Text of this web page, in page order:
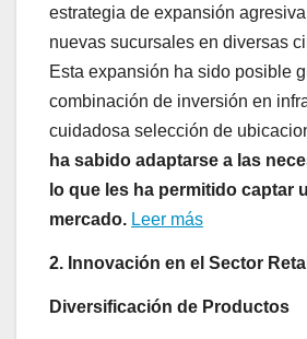
estrategia de expansión
nuevas sucursales en diversas
Esta expansión ha sido posible
combinación de inversión en
cuidadosa selección de
ha sabido adaptarse a las
lo que les ha permitido captar
mercado. Leer más
2. Innovación en el Sector
Diversificación de Productos